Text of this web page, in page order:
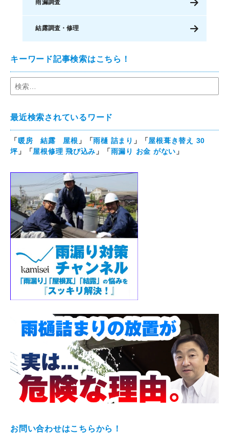
雨漏調査
結露調査・修理
キーワード記事検索はこちら！
最近検索されているワード
「暖房 結露 屋根 」「雨樋 詰まり 」「屋根葺き替え 30
坪」「屋根修理 飛び込み 」「雨漏り お金 がない 」
お問い合わせはこちらから！